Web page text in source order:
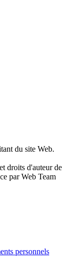
du site Web.
droits d'auteur de
par Web Team
personnels